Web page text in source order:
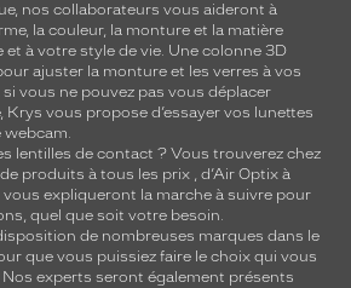
nos collaborateurs vous aideront à
la couleur, la monture et la matière
et à votre style de vie. Une colonne 3D
ajuster la monture et les verres à vos
vous ne pouvez pas vous déplacer
Krys vous propose d’essayer vos lunettes
webcam.
lentilles de contact ? Vous trouverez chez
produits à tous les prix , d’Air Optix à
expliqueront la marche à suivre pour
quel que soit votre besoin.
de nombreuses marques dans le
que vous puissiez faire le choix qui vous
experts seront également présents